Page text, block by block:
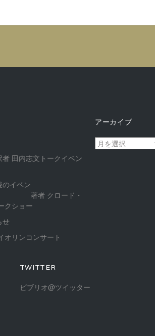
田内志文トークイベン
のイベン
クロード・
クショー
せ
リンコンサート
アーカイブ
ア
ー
TWITTER
ビブリオ@ツイッター